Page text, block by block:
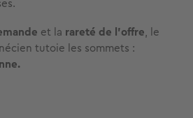
et la rareté de l’offre, le
tutoie les sommets :